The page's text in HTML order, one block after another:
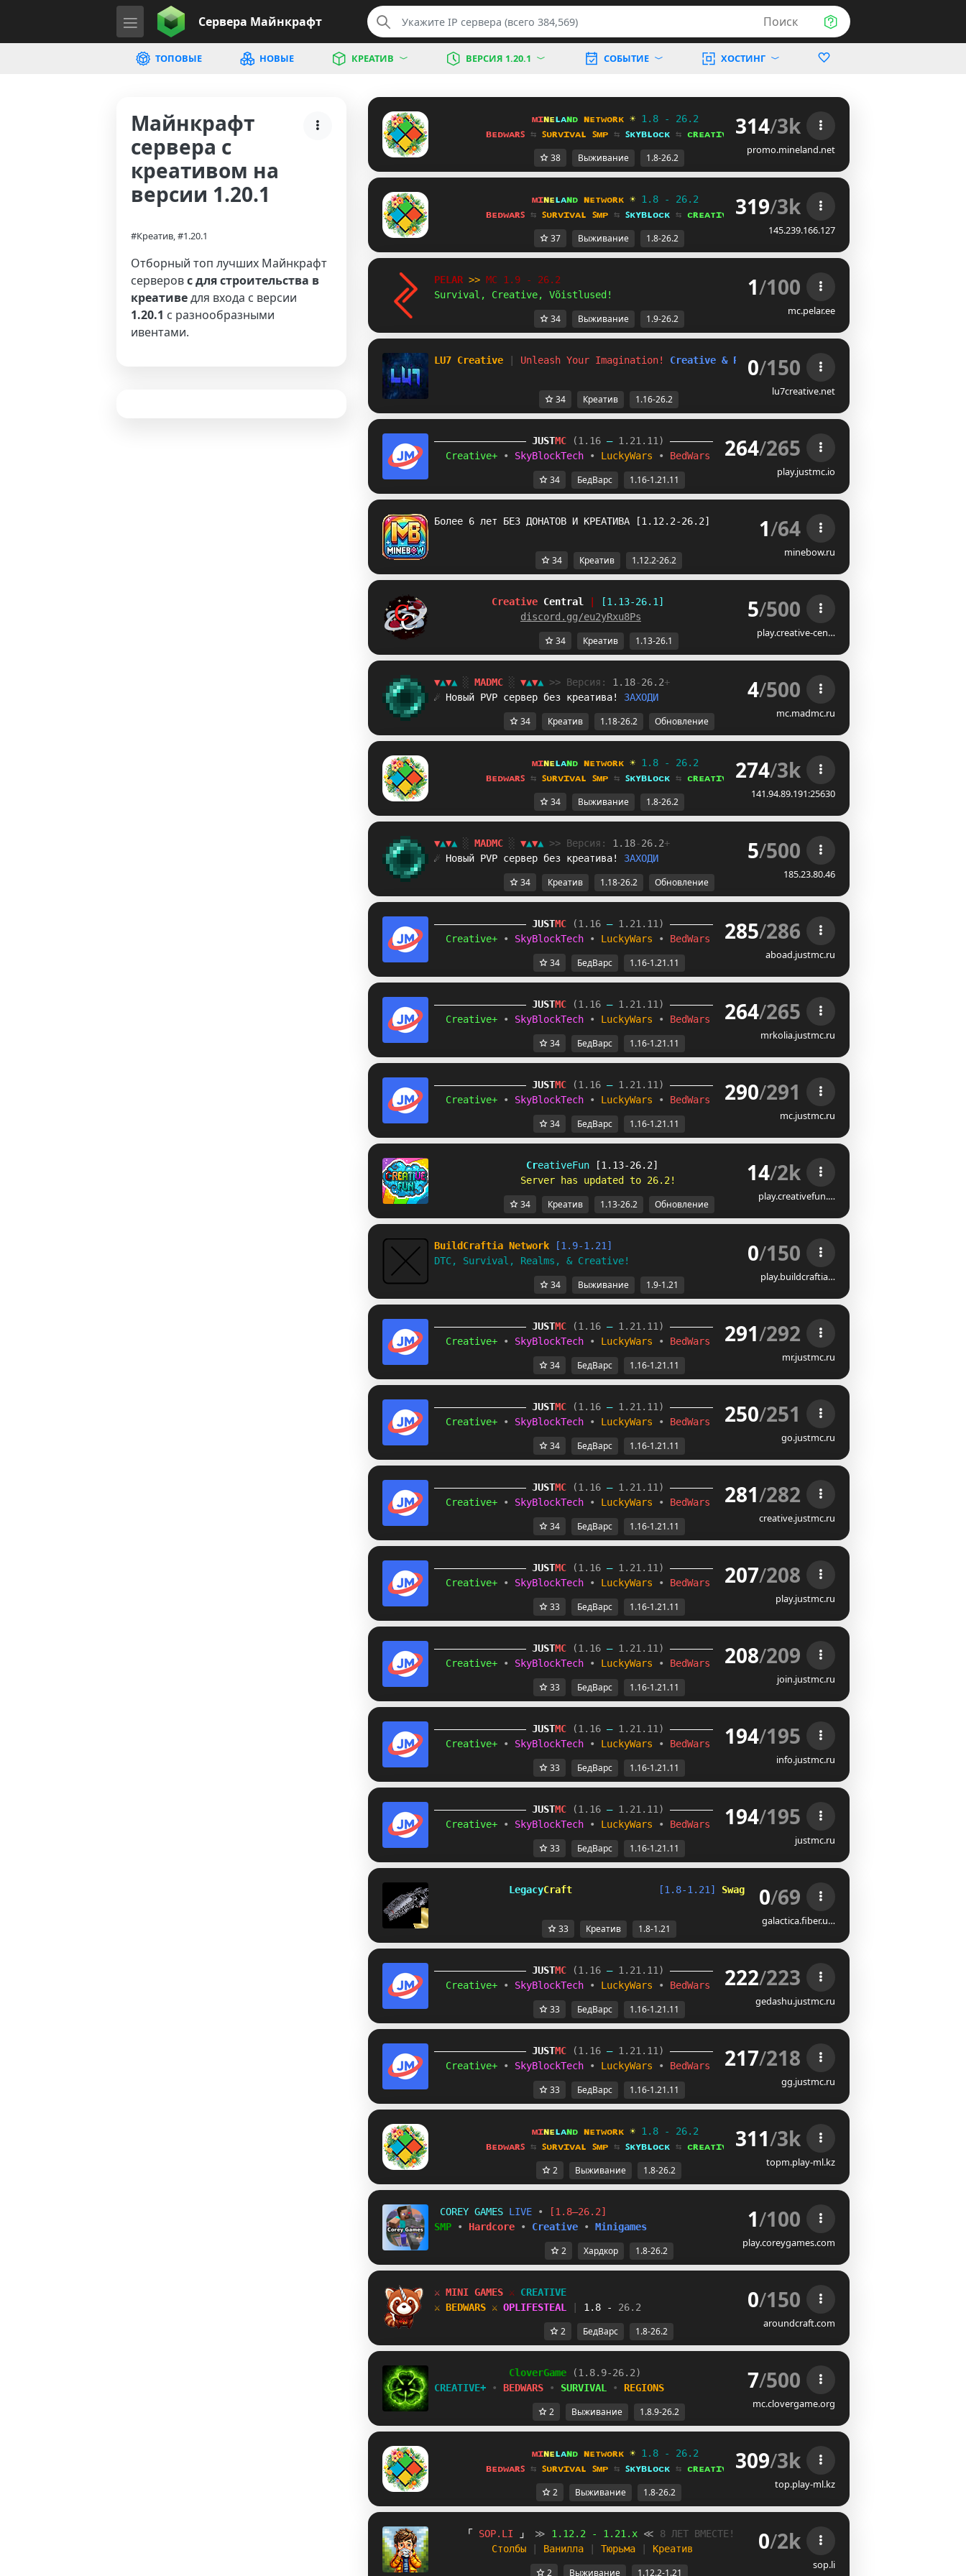
Сервера Майнкрафт Поиск
ТОПОВЫЕ НОВЫЕ КРЕАТИВ ВЕРСИЯ 1.20.1 СОБЫТИЕ ХОСТИНГ
Майнкрафт
сервера с
креативом на
версии 1.20.1
#Креатив, #1.20.1
Отборный топ лучших Майнкрафт
серверовс для строительства в
креативедля входа с версии
1.20.1 с разнообразными
ивентами.
ᴍɪɴᴇʟᴀɴᴅ ɴᴇᴛᴡᴏʀᴋ ☀ 1.8 - 26.2
ʙᴇᴅᴡᴀʀꜱ ⇆ ꜱᴜʀᴠɪᴠᴀʟ ꜱᴍᴘ ⇆ ꜱᴋʏʙʟᴏᴄᴋ ⇆ ᴄʀᴇᴀᴛɪᴠᴇ⁺314/3k
promo.mineland.net
38 Выживание 1.8-26.2
ᴍɪɴᴇʟᴀɴᴅ ɴᴇᴛᴡᴏʀᴋ ☀ 1.8 - 26.2
ʙᴇᴅᴡᴀʀꜱ ⇆ ꜱᴜʀᴠɪᴠᴀʟ ꜱᴍᴘ ⇆ ꜱᴋʏʙʟᴏᴄᴋ ⇆ ᴄʀᴇᴀᴛɪᴠᴇ⁺319/3k
145.239.166.127
37 Выживание 1.8-26.2
PELAR >> MC 1.9 - 26.2
Survival, Creative, Võistlused!
1/100
mc.pelar.ee
34 Выживание 1.9-26.2
LU7 Creative Unleash Your Imagination! Creative & Parkour - 1.16 - 26.2
0/150
lu7creative.net
34 Креатив 1.16-26.2
JUSTMC (1.16 – 1.21.11)
Creative+
• SkyBlockTech • LuckyWars • BedWars 264/265
play.justmc.io
34 БедВарс 1.16-1.21.11
Более 6 лет БЕЗ ДОНАТОВ И КРЕАТИВА [1.12.2-26.2] 1/64
minebow.ru
34 Креатив 1.12.2-26.2
Creative Central
[1.13-26.1]
discord.gg/eu2yRxu8Ps
5/500
play.creative-cen…
34 Креатив 1.13-26.1
▼▲▼▲ ░ MADMC ░ ▼▲▼▲ >> Версия: 1.18-26.2+
☄ Новый PVP сервер без креатива!
ЗАХОДИ 4/500
mc.madmc.ru
34 Креатив 1.18-26.2 Обновление
ᴍɪɴᴇʟᴀɴᴅ ɴᴇᴛᴡᴏʀᴋ ☀ 1.8 - 26.2
ʙᴇᴅᴡᴀʀꜱ ⇆ ꜱᴜʀᴠɪᴠᴀʟ ꜱᴍᴘ ⇆ ꜱᴋʏʙʟᴏᴄᴋ ⇆ ᴄʀᴇᴀᴛɪᴠᴇ⁺274/3k
141.94.89.191:25630
34 Выживание 1.8-26.2
▼▲▼▲ ░ MADMC ░ ▼▲▼▲ >> Версия: 1.18-26.2+
☄ Новый PVP сервер без креатива!
ЗАХОДИ 5/500
185.23.80.46
34 Креатив 1.18-26.2 Обновление
JUSTMC (1.16 – 1.21.11)
Creative+
• SkyBlockTech • LuckyWars • BedWars 285/286
aboad.justmc.ru
34 БедВарс 1.16-1.21.11
JUSTMC (1.16 – 1.21.11)
Creative+
• SkyBlockTech • LuckyWars • BedWars 264/265
mrkolia.justmc.ru
34 БедВарс 1.16-1.21.11
JUSTMC (1.16 – 1.21.11)
Creative+
• SkyBlockTech • LuckyWars • BedWars 290/291
mc.justmc.ru
34 БедВарс 1.16-1.21.11
CreativeFun
[1.13-26.2]
Server has updated to 26. 2 ! 14/2k
play.creativefun.…
34 Креатив 1.13-26.2 Обновление
BuildCraftia Network
[1.9-1.21]
DTC, Survival, Realms, & Creative!
0/150
play.buildcraftia…
34 Выживание 1.9-1.21
JUSTMC (1.16 – 1.21.11)
Creative+
• SkyBlockTech • LuckyWars • BedWars 291/292
mr.justmc.ru
34 БедВарс 1.16-1.21.11
JUSTMC (1.16 – 1.21.11)
Creative+
• SkyBlockTech • LuckyWars • BedWars 250/251
go.justmc.ru
34 БедВарс 1.16-1.21.11
JUSTMC (1.16 – 1.21.11)
Creative+
• SkyBlockTech • LuckyWars • BedWars 281/282
creative.justmc.ru
34 БедВарс 1.16-1.21.11
JUSTMC (1.16 – 1.21.11)
Creative+
• SkyBlockTech • LuckyWars • BedWars 207/208
play.justmc.ru
33 БедВарс 1.16-1.21.11
JUSTMC (1.16 – 1.21.11)
Creative+
• SkyBlockTech • LuckyWars • BedWars 208/209
join.justmc.ru
33 БедВарс 1.16-1.21.11
JUSTMC (1.16 – 1.21.11)
Creative+
• SkyBlockTech • LuckyWars • BedWars 194/195
info.justmc.ru
33 БедВарс 1.16-1.21.11
JUSTMC (1.16 – 1.21.11)
Creative+
• SkyBlockTech • LuckyWars • BedWars 194/195
justmc.ru
33 БедВарс 1.16-1.21.11
LegacyCraft [1.8-1.21] Swag Creative Swag Bingo
0/69
galactica.fiber.u…
33 Креатив 1.8-1.21
JUSTMC (1.16 – 1.21.11)
Creative+
• SkyBlockTech • LuckyWars • BedWars 222/223
gedashu.justmc.ru
33 БедВарс 1.16-1.21.11
JUSTMC (1.16 – 1.21.11)
Creative+
• SkyBlockTech • LuckyWars • BedWars 217/218
gg.justmc.ru
33 БедВарс 1.16-1.21.11
ᴍɪɴᴇʟᴀɴᴅ ɴᴇᴛᴡᴏʀᴋ ☀ 1.8 - 26.2
ʙᴇᴅᴡᴀʀꜱ ⇆ ꜱᴜʀᴠɪᴠᴀʟ ꜱᴍᴘ ⇆ ꜱᴋʏʙʟᴏᴄᴋ ⇆ ᴄʀᴇᴀᴛɪᴠᴇ⁺311/3k
topm.play-ml.kz
2 Выживание 1.8-26.2
COREY GAMES L IVE •
[1.8–26.2]
SMP
• Hardcore • Creative • Minigames 1/100
play.coreygames.com
2 Хардкор 1.8-26.2
⚔ MINI GAMES ⚔ CREATIVE
⚔ BEDWARS ⚔ OPL IFESTEAL 1 . 8 - 26. 2 0/150
aroundcraft.com
2 БедВарс 1.8-26.2
CloverGame
(1.8.9-26.2)
CREATIVE+
• BEDWARS • SURVIVAL • REGIONS 7/500
mc.clovergame.org
2 Выживание 1.8.9-26.2
ᴍɪɴᴇʟᴀɴᴅ ɴᴇᴛᴡᴏʀᴋ ☀ 1.8 - 26.2
ʙᴇᴅᴡᴀʀꜱ ⇆ ꜱᴜʀᴠɪᴠᴀʟ ꜱᴍᴘ ⇆ ꜱᴋʏʙʟᴏᴄᴋ ⇆ ᴄʀᴇᴀᴛɪᴠᴇ⁺309/3k
top.play-ml.kz
2 Выживание 1.8-26.2
「 SOP. L I 」 ≫ 1 . 12 . 2 - 1 . 21 . x ≪ 8 ЛЕТ ВМЕСТЕ !
Столбы
Ванилла Тюрьма Креатив 0/2k
sop.li
2 Выживание 1.12.2-1.21